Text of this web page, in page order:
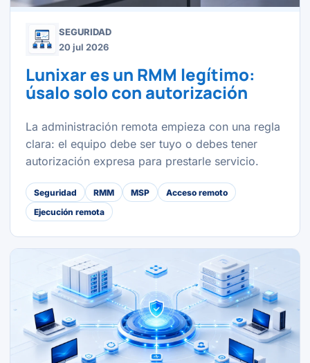
SEGURIDAD
20 jul 2026
Lunixar es un RMM legítimo:
úsalo solo con autorización
La administración remota empieza con una regla
clara: el equipo debe ser tuyo o debes tener
autorización expresa para prestarle servicio.
Seguridad RMM MSP
Acceso remoto
Ejecución remota